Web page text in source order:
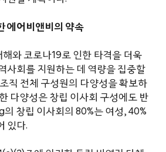
에어비앤비의 약속
와 코로나19로 인한 타격을 더욱
사회를 지원하는 데 역량을 집중할
직 전체 구성원의 다양성을 확보하
다양성은 창립 이사회 구성에도 반
창립 이사회의 80%는 여성, 40%
있다.